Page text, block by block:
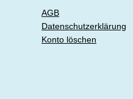
AGB
Datenschutzerklärung
Konto löschen